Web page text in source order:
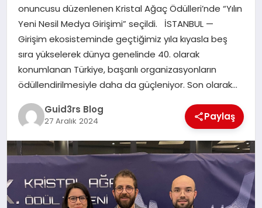
MAGAZIN
EĞITIM
onuncusu düzenlenen Kristal Ağaç Ödülleri’nde “Yılın
Yeni Nesil Medya Girişimi” seçildi. İSTANBUL —
Girişim ekosisteminde geçtiğimiz yıla kıyasla beş
sıra yükselerek dünya genelinde 40. olarak
konumlanan Türkiye, başarılı organizasyonların
ödüllendirilmesiyle daha da güçleniyor. Son olarak…
Guid3rs Blog
27 Aralık 2024 Paylaş